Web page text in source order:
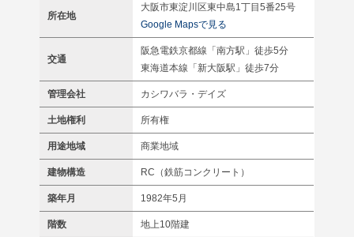
所在地
大阪市東淀川区東中島1丁目5番25号
Google Mapsで見る
交通
阪急電鉄京都線「南方駅」徒歩5分
東海道本線「新大阪駅」徒歩7分
管理会社 カシワバラ・デイズ
土地権利 所有権
用途地域 商業地域
建物構造 RC（鉄筋コンクリート）
築年月 1982年5月
階数 地上10階建